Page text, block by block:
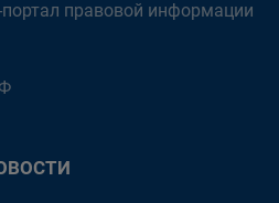
правовой информации